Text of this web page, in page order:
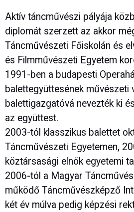
Aktív táncművészi pályája
diplomát szerzett az akkor
Táncművészeti Főiskolán és
és Filmművészeti Egyetem
1991-ben a budapesti
balettegyüttesének művészeti
balettigazgatóvá nevezték ki
az együttest.
2003-tól klasszikus balettet
Táncművészeti Egyetemen,
köztársasági elnök egyetemi
2006-tól a Magyar
működő Táncművészképző
két év múlva pedig képzési